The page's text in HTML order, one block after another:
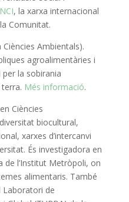
, la xarxa internacional
Comunitat.
Ambientals).
agroalimentàries i
la sobirania
terra. Més informació.
Ciències
biocultural,
xarxes d’intercanvi
És investigadora en
de l’Institut Metròpoli, on
alimentaris. També
Laboratori de